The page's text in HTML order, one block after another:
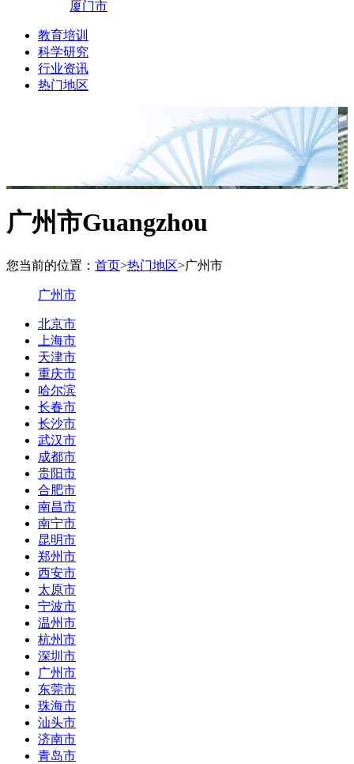
厦门市
教育培训
科学研究
行业资讯
热门地区
广州市Guangzhou
您当前的位置： 首页>热门地区>广州市
广州市
北京市
上海市
天津市
重庆市
哈尔滨
长春市
长沙市
武汉市
成都市
贵阳市
合肥市
南昌市
南宁市
昆明市
郑州市
西安市
太原市
宁波市
温州市
杭州市
深圳市
广州市
东莞市
珠海市
汕头市
济南市
青岛市